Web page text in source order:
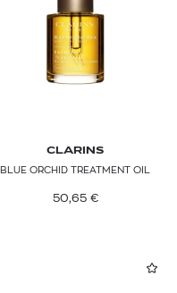
CLARINS
BLUE ORCHID TREATMENT OIL
50,65 €